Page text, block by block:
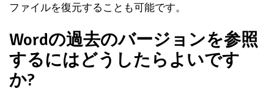
ファイルを復元することも可能です。
Wordの過去のバージョンを参照
するにはどうしたらよいです
か?